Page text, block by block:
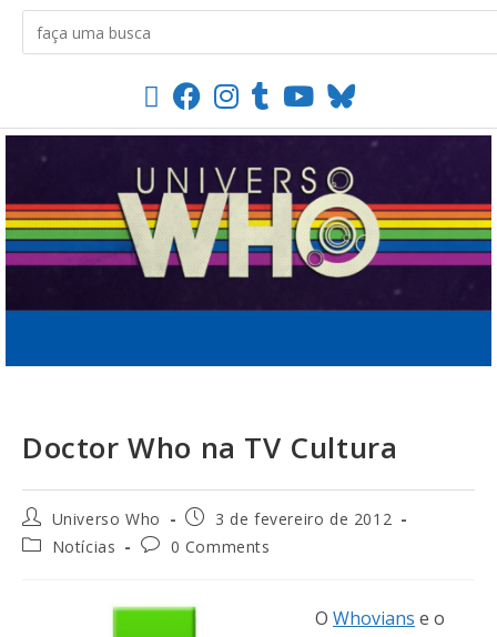
Doctor Who na TV Cultura
Universo Who
3 de fevereiro de 2012
Notícias
0 Comments
O Whovians e o